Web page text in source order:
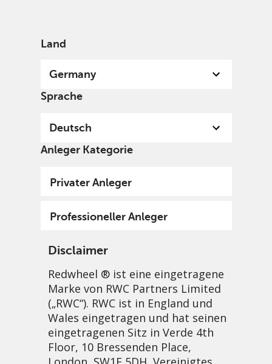
Land
Germany
Sprache
Deutsch
Anleger Kategorie
Privater Anleger
Professioneller Anleger
Disclaimer
Redwheel ® ist eine eingetragene
Marke von RWC Partners Limited
(„RWC“). RWC ist in England und
Wales eingetragen und hat seinen
eingetragenen Sitz in Verde 4th
Floor, 10 Bressenden Place,